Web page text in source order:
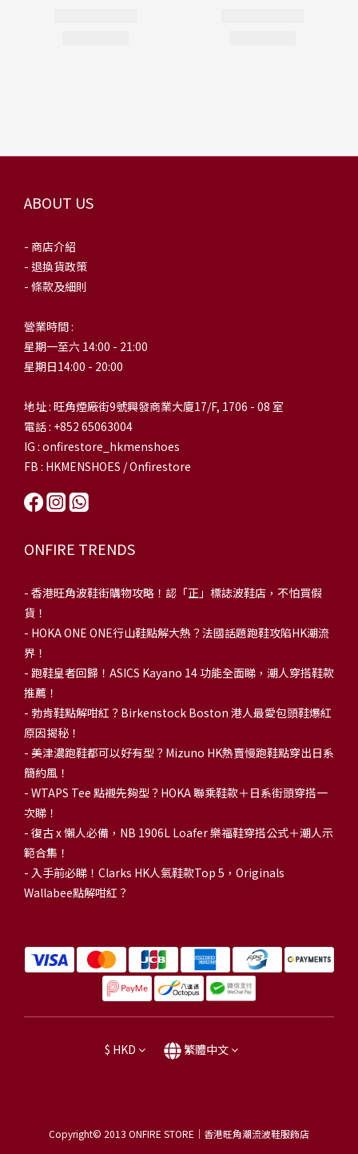
ABOUT US
- 商店介紹
- 退換貨政策
- 條款及細則
營業時間 :
星期一至六 14:00 - 21:00
星期日14:00 - 20:00
地址 : 旺角煙廠街9號興發商業大廈17/F, 1706 - 08 室
電話 : +852 65063004
IG : onfirestore_hkmenshoes
FB : HKMENSHOES / Onfirestore
ONFIRE TRENDS
- 香港旺角波鞋街購物攻略！認「正」標誌波鞋店，不怕買假
貨！
- HOKA ONE ONE行山鞋點解大熱？法國話題跑鞋攻陷HK潮流
界！
- 跑鞋皇者回歸！ASICS Kayano 14 功能全面睇，潮人穿搭鞋款
推薦！
- 勃肯鞋點解咁紅？Birkenstock Boston 港人最愛包頭鞋爆紅
原因揭秘！
- 美津濃跑鞋都可以好有型？Mizuno HK熱賣慢跑鞋點穿出日系
簡約風！
- WTAPS Tee 點襯先夠型？HOKA 聯乘鞋款＋日系街頭穿搭一
次睇！
- 復古 x 懶人必備，NB 1906L Loafer 樂福鞋穿搭公式＋潮人示
範合集！
- 入手前必睇！Clarks HK人氣鞋款Top 5，Originals
Wallabee點解咁紅？
$ HKD 繁體中文
Copyright© 2013 ONFIRE STORE｜香港旺角潮流波鞋服飾店